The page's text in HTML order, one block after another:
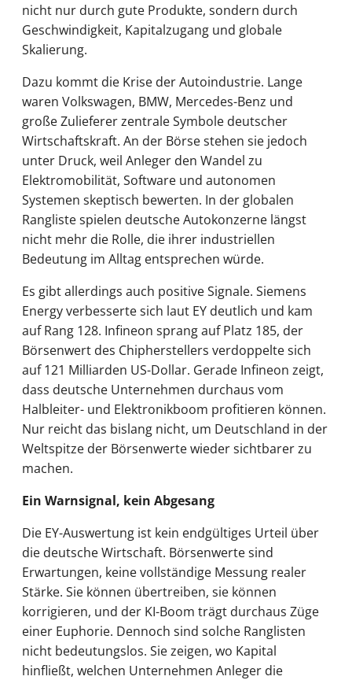
nicht nur durch gute Produkte, sondern durch
Geschwindigkeit, Kapitalzugang und globale
Skalierung.
Dazu kommt die Krise der Autoindustrie. Lange
waren Volkswagen, BMW, Mercedes-Benz und
große Zulieferer zentrale Symbole deutscher
Wirtschaftskraft. An der Börse stehen sie jedoch
unter Druck, weil Anleger den Wandel zu
Elektromobilität, Software und autonomen
Systemen skeptisch bewerten. In der globalen
Rangliste spielen deutsche Autokonzerne längst
nicht mehr die Rolle, die ihrer industriellen
Bedeutung im Alltag entsprechen würde.
Es gibt allerdings auch positive Signale. Siemens
Energy verbesserte sich laut EY deutlich und kam
auf Rang 128. Infineon sprang auf Platz 185, der
Börsenwert des Chipherstellers verdoppelte sich
auf 121 Milliarden US-Dollar. Gerade Infineon zeigt,
dass deutsche Unternehmen durchaus vom
Halbleiter- und Elektronikboom profitieren können.
Nur reicht das bislang nicht, um Deutschland in der
Weltspitze der Börsenwerte wieder sichtbarer zu
machen.
Ein Warnsignal, kein Abgesang
Die EY-Auswertung ist kein endgültiges Urteil über
die deutsche Wirtschaft. Börsenwerte sind
Erwartungen, keine vollständige Messung realer
Stärke. Sie können übertreiben, sie können
korrigieren, und der KI-Boom trägt durchaus Züge
einer Euphorie. Dennoch sind solche Ranglisten
nicht bedeutungslos. Sie zeigen, wo Kapital
hinfließt, welchen Unternehmen Anleger die